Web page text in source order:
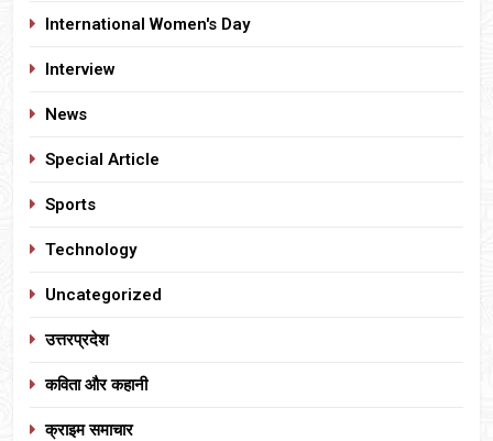
International Women's Day
Interview
News
Special Article
Sports
Technology
Uncategorized
उत्तरप्रदेश
कविता और कहानी
क्राइम समाचार